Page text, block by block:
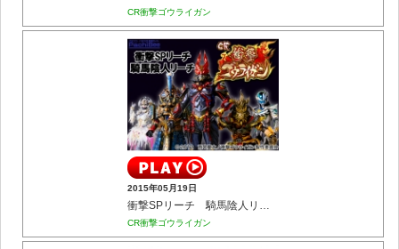
CR衝撃ゴウライガン
2015年05月19日
衝撃SPリーチ 騎馬陰人リーチ
CR衝撃ゴウライガン